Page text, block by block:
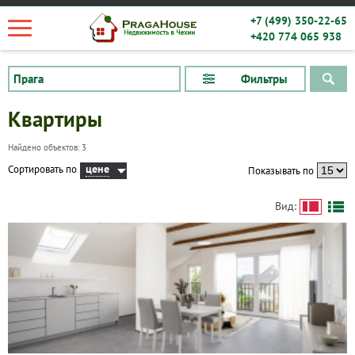
+7 (499) 350-22-65
+420 774 065 938
Фильтры
Квартиры
Дома
Коммерческие объекты
Город:
Квартиры
Найдено объектов: 3
Сортировать по цене Показывать по
Вид: